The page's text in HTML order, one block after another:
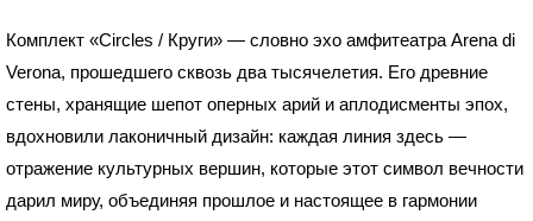
Комплект «Circles / Круги» — словно эхо амфитеатра Arena di
Verona, прошедшего сквозь два тысячелетия. Его древние
стены, хранящие шепот оперных арий и аплодисменты эпох,
вдохновили лаконичный дизайн: каждая линия здесь —
отражение культурных вершин, которые этот символ вечности
дарил миру, объединяя прошлое и настоящее в гармонии